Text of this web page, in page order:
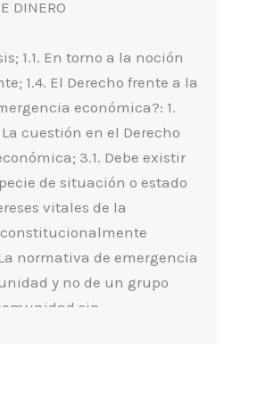
DINERO
1.1. En torno a la noción
1.4. El Derecho frente a la
económica?: 1.
cuestión en el Derecho
3.1. Debe existir
de situación o estado
vitales de la
constitucionalmente
normativa de emergencia
y no de un grupo
sin